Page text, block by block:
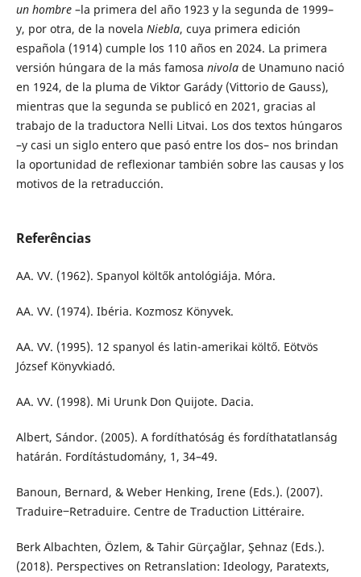
un hombre–la primera del año 1923 y la segunda de 1999–
y, por otra, de la novela Niebla, cuya primera edición
española (1914) cumple los 110 años en 2024. La primera
versión húngara de la más famosa nivolade Unamuno nació
en 1924, de la pluma de Viktor Garády (Vittorio de Gauss),
mientras que la segunda se publicó en 2021, gracias al
trabajo de la traductora Nelli Litvai. Los dos textos húngaros
–y casi un siglo entero que pasó entre los dos– nos brindan
la oportunidad de reflexionar también sobre las causas y los
motivos de la retraducción.
Referências
AA. VV. (1962). Spanyol költők antológiája. Móra.
AA. VV. (1974). Ibéria. Kozmosz Könyvek.
AA. VV. (1995). 12 spanyol és latin-amerikai költő. Eötvös
József Könyvkiadó.
AA. VV. (1998). Mi Urunk Don Quijote. Dacia.
Albert, Sándor. (2005). A fordíthatóság és fordíthatatlanság
határán. Fordítástudomány, 1, 34–49.
Banoun, Bernard, & Weber Henking, Irene (Eds.). (2007).
Traduire‒Retraduire. Centre de Traduction Littéraire.
Berk Albachten, Özlem, & Tahir Gürçağlar, Şehnaz (Eds.).
(2018). Perspectives on Retranslation: Ideology, Paratexts,